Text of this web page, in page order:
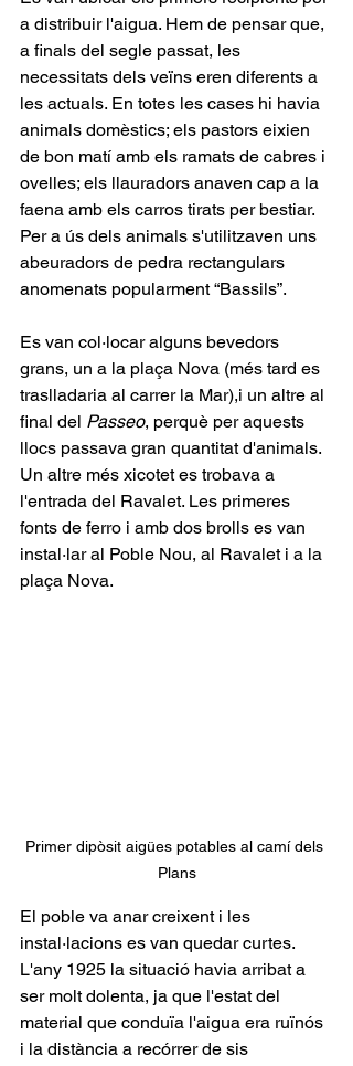
a distribuir l'aigua. Hem de pensar que,
a finals del segle passat, les
necessitats dels veïns eren diferents a
les actuals. En totes les cases hi havia
animals domèstics; els pastors eixien
de bon matí amb els ramats de cabres i
ovelles; els llauradors anaven cap a la
faena amb els carros tirats per bestiar.
Per a ús dels animals s'utilitzaven uns
abeuradors de pedra rectangulars
anomenats popularment “Bassils”.
Es van col·locar alguns bevedors
grans, un a la plaça Nova (més tard es
traslladaria al carrer la Mar),i un altre al
final del Passeo, perquè per aquests
llocs passava gran quantitat d'animals.
Un altre més xicotet es trobava a
l'entrada del Ravalet. Les primeres
fonts de ferro i amb dos brolls es van
instal·lar al Poble Nou, al Ravalet i a la
plaça Nova.
Primer dipòsit aigües potables al camí dels
Plans
El poble va anar creixent i les
instal·lacions es van quedar curtes.
L'any 1925 la situació havia arribat a
ser molt dolenta, ja que l'estat del
material que conduïa l'aigua era ruïnós
i la distància a recórrer de sis